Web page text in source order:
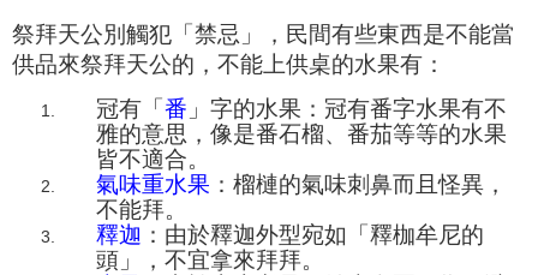
祭拜天公別觸犯「禁忌」 ， 民間有些東西是不能當
供品來祭拜天公的， 不能上供桌的水果有：
冠有「 番 」字的水果：冠有番字水果有不
雅的意思， 像是番石榴、番茄等等的水果
皆不適合。
氣味重水果 ： 榴槤的氣味刺鼻而且怪異，
不能拜。
釋迦 ：由於釋迦外型宛如「釋枷牟尼的
頭」，不宜拿來拜拜。